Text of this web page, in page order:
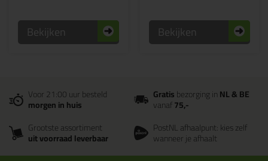
Bekijken Bekijken
Voor 21:00 uur besteld
morgen in huis
Gratisbezorging inNL & BE
vanaf75,-
Grootste assortiment
uit voorraad leverbaar
PostNL afhaalpunt: kies zelf
wanneer je afhaalt